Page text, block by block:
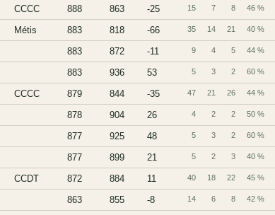
CCCC 888 863 -25 15 7 8 46 %
Métis 883 818 -66 35 14 21 40 %
883 872 -11 9 4 5 44 %
883 936 53 5 3 2 60 %
CCCC 879 844 -35 47 21 26 44 %
878 904 26 4 2 2 50 %
877 925 48 5 3 2 60 %
877 899 21 5 2 3 40 %
CCDT 872 884 11 40 18 22 45 %
863 855 -8 14 6 8 42 %